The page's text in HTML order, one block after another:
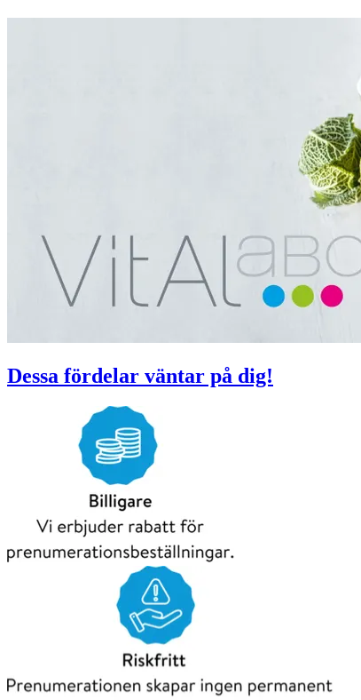
Dessa fördelar väntar på dig!